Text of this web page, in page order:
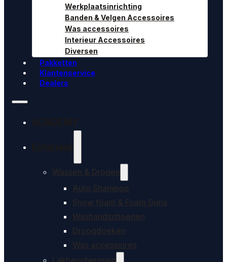
Werkplaatsinrichting
Banden & Velgen Accessoires
Was accessoires
Interieur Accessoires
Diversen
Pakketten
Klantenservice
Dealers
Wassen & Drogen
Auto Shampoo
Snow foam & Foam Guns
Washandschoenen
Droogdoeken
Was accessoires
Lakbescherming